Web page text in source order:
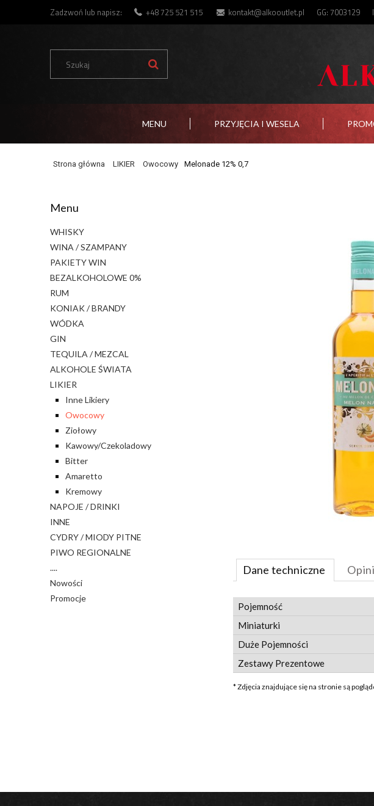
Zadzwoń lub napisz: +48 725 521 515 kontakt@alkooutlet.pl GG: 7003129
MENU PRZYJĘCIA I WESELA
Strona główna LIKIER Owocowy Melonade 12% 0,7
Menu
WHISKY
WINA / SZAMPANY
PAKIETY WIN
BEZALKOHOLOWE 0%
RUM
KONIAK / BRANDY
WÓDKA
GIN
TEQUILA / MEZCAL
ALKOHOLE ŚWIATA
LIKIER
Inne Likiery
Owocowy
Ziołowy
Kawowy/Czekoladowy
Bitter
Amaretto
Kremowy
NAPOJE / DRINKI
INNE
CYDRY / MIODY PITNE
PIWO REGIONALNE
....
Nowości
Promocje
Dane techniczne
Pojemność
Miniaturki
Duże Pojemności
Zestawy Prezentowe
* Zdjęcia znajdujące się na stronie są